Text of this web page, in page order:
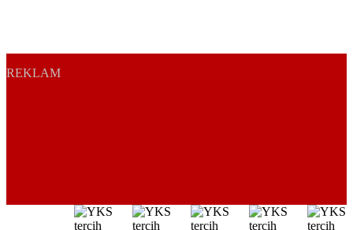
REKLAM